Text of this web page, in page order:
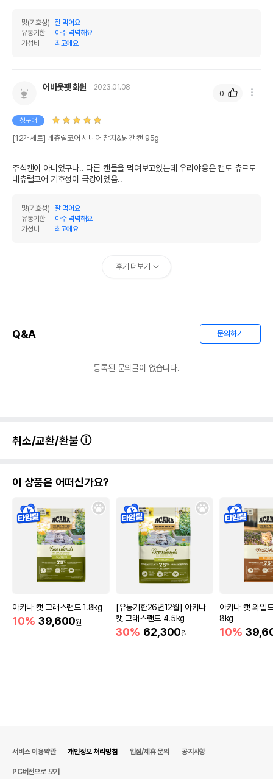
맛(기호성)
잘 먹어요
유통기한
아주 넉넉해요
가성비
최고에요
어바웃펫 회원 2023.01.08
첫구매
[12개세트] 네츄럴코어 시니어 참치&닭간 캔 95g
주식캔이 아니었구나.. 다른 캔들을 먹여보고있는데 우리야옹은 캔도 츄르도
네츄럴코어 기호성이 극강이었음..
맛(기호성)
잘 먹어요
유통기한
아주 넉넉해요
가성비
최고에요
0
후기 더보기
Q&A 문의하기
등록된 문의글이 없습니다.
취소/교환/환불
이 상품은 어떠신가요?
아카나 캣 그래스랜드 1.8kg
10% 39,600원
[유통기한26년12월] 아카나
캣 그래스랜드 4.5kg
30% 62,300원
아카나 캣 와일
8kg
10%
서비스 이용약관 개인정보 처리방침 입점/제휴 문의 공지사항
PC버전으로 보기